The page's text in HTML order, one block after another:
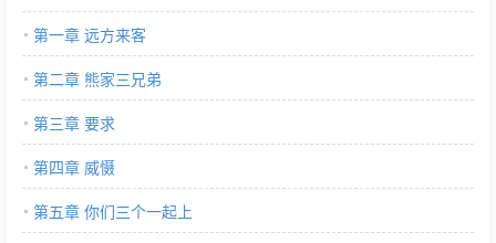
第一章 远方来客
第二章 熊家三兄弟
第三章 要求
第四章 威慑
第五章 你们三个一起上